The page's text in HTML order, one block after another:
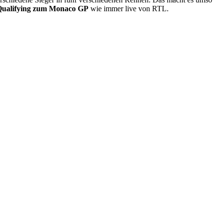
zum Monaco GP wie immer live von RTL.